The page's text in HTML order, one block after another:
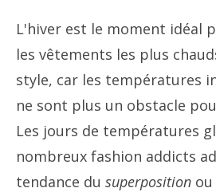
L'hiver est le moment idéal
les vêtements les plus
style, car les températures
ne sont plus un obstacle
Les jours de températures
nombreux fashion addicts
tendance du superposition